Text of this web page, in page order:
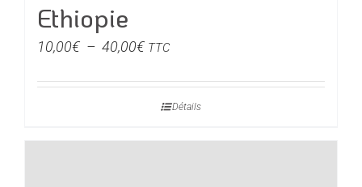
Ethiopie
10,00€ – 40,00€Plage
prix :
10,00€
TTC
Détails